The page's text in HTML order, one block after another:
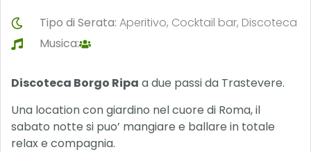
Tipo di Serata:Aperitivo, Cocktail bar, Discoteca
Musica:
Discoteca Borgo Ripa a due passi da Trastevere.
Una location con giardino nel cuore di Roma, il
sabato notte si puo’ mangiare e ballare in totale
relax e compagnia.